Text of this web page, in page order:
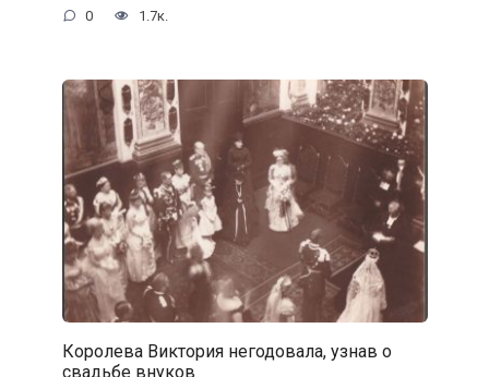
0 1.7к.
Королева Виктория негодовала, узнав о
свадьбе внуков